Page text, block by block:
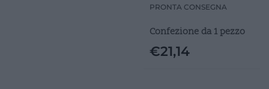
PRONTA CONSEGNA
Confezione da 1 pezzo
€21,14